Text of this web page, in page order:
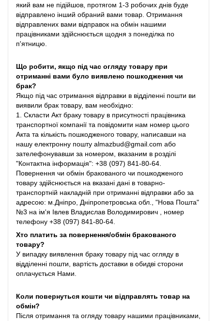
який вам не підійшов, протягом 1-3 робочих днів буде
відправлено інший обраний вами товар. Отримання
відправлених вами відправок на обмін нашими
працівниками здійснюється щодня з понеділка по
п'ятницю.
Що робити, якщо під час огляду товару при
отриманні вами було виявлено пошкодження чи
брак?
Якщо під час отримання відправки в відділенні пошти ви
виявили брак товару, вам необхідно:
1. Скласти Акт браку товару в присутності працівника
транспортної компанії та повідомити нам номер цього
Акта та кількість пошкодженого товару, написавши на
нашу електронну пошту almazbud@gmail.com або
зателефонувавши за номером, вказаним в розділі
"Контактна інформація": +38 (097) 841-80-64.
Повернення чи обмін бракованого чи пошкодженого
товару здійснюється на вказані дані в товарно-
транспортній накладній при отриманні відправки або за
адресою: м.Дніпро, Дніпропетровська обл., "Нова Пошта"
№3 на ім'я Івлев Владислав Володимирович , номер
телефону +38 (097) 841-80-64.
Хто платить за повернення/обмін бракованого
товару?
У випадку виявлення браку товару під час огляду в
відділенні пошти, вартість доставки в обидві сторони
оплачується Нами.
Коли повернуться кошти чи відправлять товар на
обмін?
Після отримання та огляду товару нашими працівниками,